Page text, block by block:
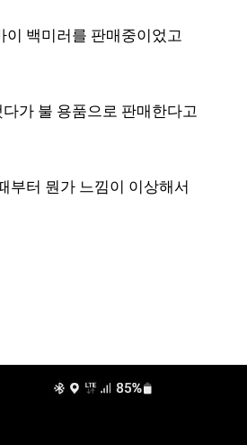
이 백미러를 판매중이었고
가 불 용품으로 판매한다고
부터 뭔가 느낌이 이상해서